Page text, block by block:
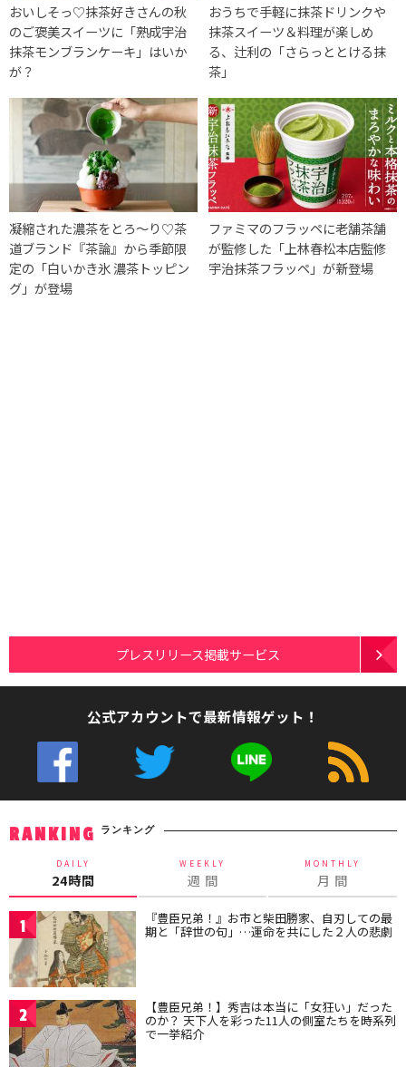
おいしそっ♡抹茶好きさんの秋
のご褒美スイーツに「熟成宇治
抹茶モンブランケーキ」はいか
が？
おうちで手軽に抹茶ドリンクや
抹茶スイーツ＆料理が楽しめ
る、辻利の「さらっととける抹
茶」
凝縮された濃茶をとろ〜り♡茶
道ブランド『茶論』から季節限
定の「白いかき氷 濃茶トッピン
グ」が登場
ファミマのフラッペに老舗茶舗
が監修した「上林春松本店監修
宇治抹茶フラッペ」が新登場
プレスリリース掲載サービス
公式アカウントで最新情報ゲット！
RANKING ランキング
DAILY
24時間
WEEKLY
週 間
MONTHLY
月 間
1 『豊臣兄弟！』お市と柴田勝家、自刃しての最
期と「辞世の句」…運命を共にした２人の悲劇
2 【豊臣兄弟！】秀吉は本当に「女狂い」だった
のか？ 天下人を彩った11人の側室たちを時系列
で一挙紹介